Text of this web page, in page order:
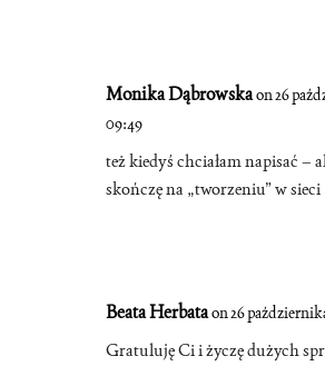
Monika Dąbrowskaon 26
09:49
też kiedyś chciałam napisać –
skończę na „tworzeniu” w sieci
Beata Herbataon 26
Gratuluję Ci i życzę dużych